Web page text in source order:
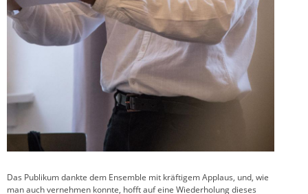
Das Publikum dankte dem Ensemble mit kräftigem Applaus, und, wie
man auch vernehmen konnte, hofft auf eine Wiederholung dieses